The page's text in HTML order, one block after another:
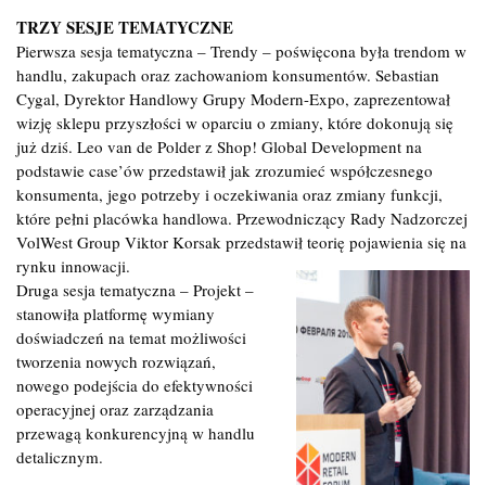
TRZY SESJE TEMATYCZNE
Pierwsza sesja tematyczna – Trendy – poświęcona była trendom w
handlu, zakupach oraz zachowaniom konsumentów. Sebastian
Cygal, Dyrektor Handlowy Grupy Modern-Expo, zaprezentował
wizję sklepu przyszłości w oparciu o zmiany, które dokonują się
już dziś. Leo van de Polder z Shop! Global Development na
podstawie case’ów przedstawił jak zrozumieć współczesnego
konsumenta, jego potrzeby i oczekiwania oraz zmiany funkcji,
które pełni placówka handlowa. Przewodniczący Rady Nadzorczej
VolWest Group Viktor Korsak przedstawił teorię pojawienia się na
rynku innowacji.
Druga sesja tematyczna – Projekt –
stanowiła platformę wymiany
doświadczeń na temat możliwości
tworzenia nowych rozwiązań,
nowego podejścia do efektywności
operacyjnej oraz zarządzania
przewagą konkurencyjną w handlu
detalicznym.